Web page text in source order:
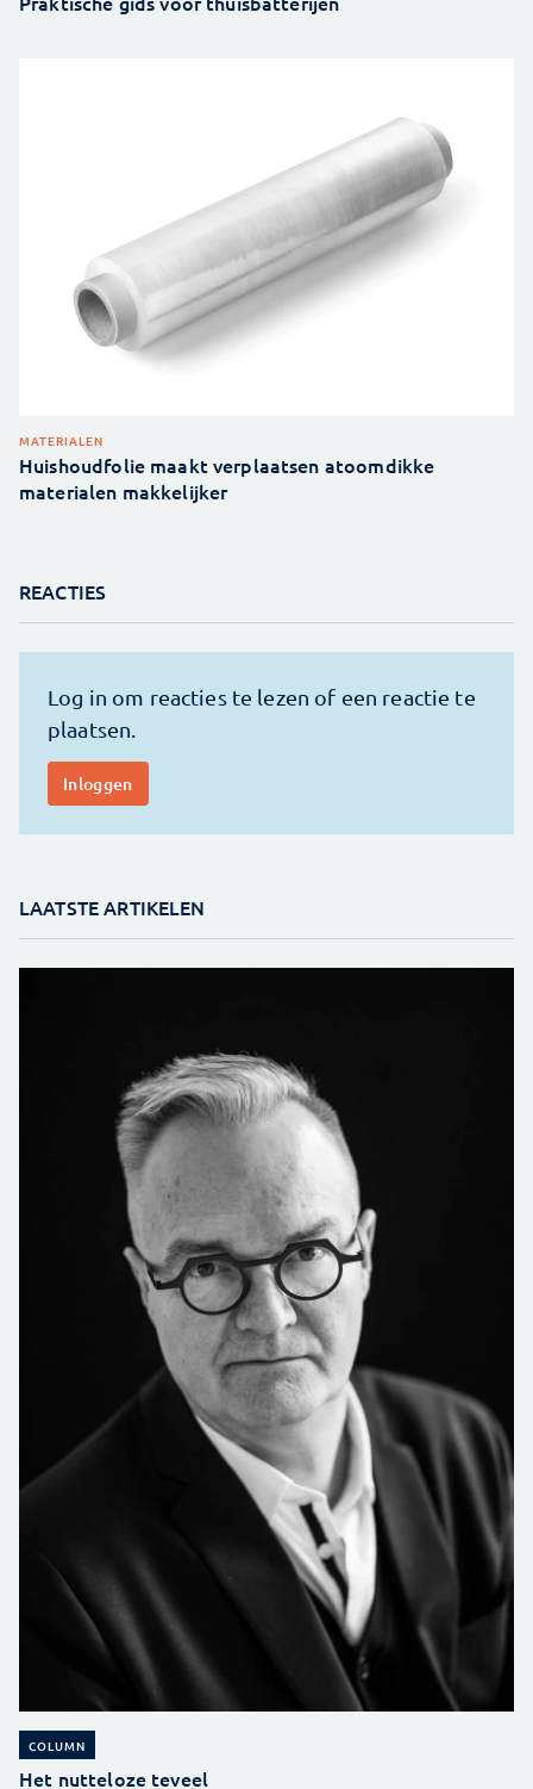
MATERIALEN
Huishoudfolie maakt verplaatsen atoomdikke
materialen makkelijker
REACTIES
LAATSTE ARTIKELEN
COLUMN
Het nutteloze teveel